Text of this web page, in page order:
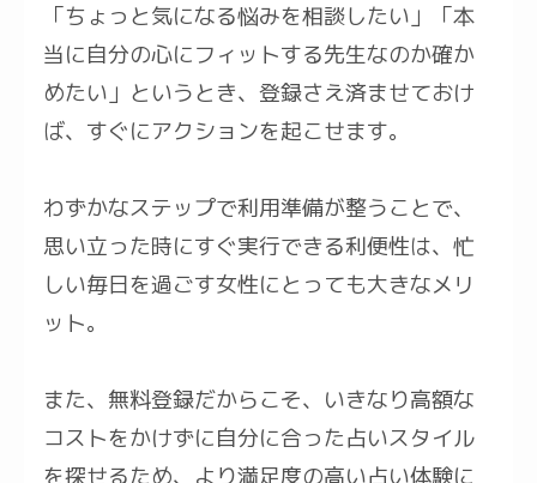
「ちょっと気になる悩みを相談したい」「本
当に自分の心にフィットする先生なのか確か
めたい」というとき、登録さえ済ませておけ
ば、すぐにアクションを起こせます。
わずかなステップで利用準備が整うことで、
思い立った時にすぐ実行できる利便性は、忙
しい毎日を過ごす女性にとっても大きなメリ
ット。
また、無料登録だからこそ、いきなり高額な
コストをかけずに自分に合った占いスタイル
を探せるため、より満足度の高い占い体験に